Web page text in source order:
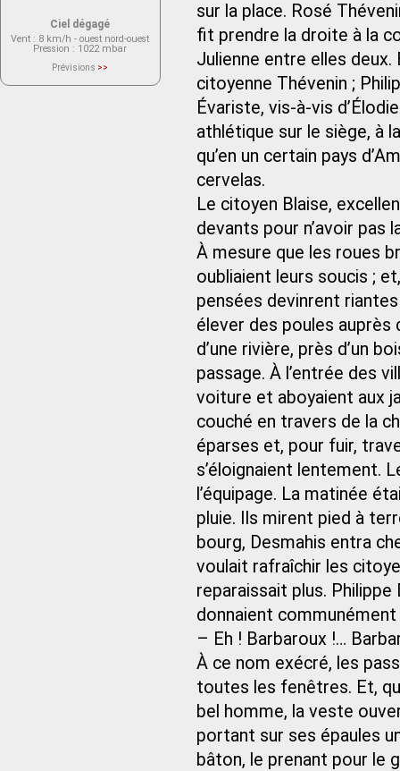
sur la place. Rosé
fit prendre la droite à la
Julienne entre elles
citoyenne Thévenin ;
Évariste, vis-à-vis
athlétique sur le siège, à
qu’en un certain pays
cervelas.
Le citoyen Blaise,
devants pour n’avoir pas
À mesure que les roues
oubliaient leurs soucis ;
pensées devinrent
élever des poules auprès
d’une rivière, près d’un
passage. À l’entrée des
voiture et aboyaient aux
couché en travers de la
éparses et, pour fuir,
s’éloignaient lentement.
l’équipage. La matinée
pluie. Ils mirent pied à
bourg, Desmahis entra
voulait rafraîchir les
reparaissait plus. Philippe
donnaient communément
– Eh ! Barbaroux !…
À ce nom exécré, les
toutes les fenêtres. Et,
bel homme, la veste
portant sur ses épaules
bâton, le prenant pour le
Ciel dégagé
Vent : 8 km/h - ouest nord-ouest
Pression : 1022 mbar
Prévisions >>
actuellement aucune prévision